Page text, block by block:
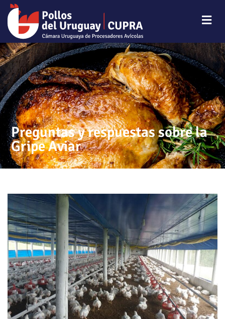
Preguntas y respuestas sobre la
Gripe Aviar